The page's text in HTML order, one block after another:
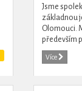
Jsme
základnou
Olomouci.
především
vědy, ať už
na
Více